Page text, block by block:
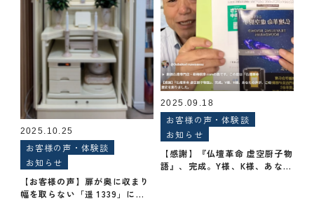
2025.10.25
お客様の声・体験談
お知らせ
【お客様の声】扉が奥に収まり
幅を取らない「遥 1339」に大
2025.09.18
お客様の声・体験談
お知らせ
【感謝】『仏壇革命 虚空厨子物
語』、完成。Y様、K様、あなた